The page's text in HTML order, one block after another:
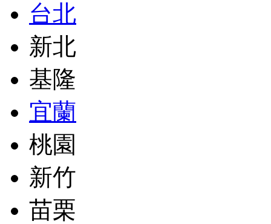
台北
新北
基隆
宜蘭
桃園
新竹
苗栗